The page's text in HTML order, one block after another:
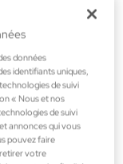
LECHE HIDRATANTE CORPORAL BIO ORGÁNICA 500ml
données
identifiants uniques,
de suivi
« Nous et nos
de suivi
annonces qui vous
pouvez faire
votre